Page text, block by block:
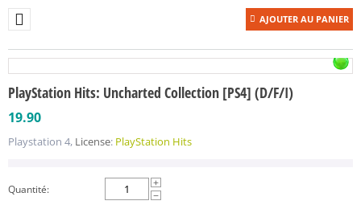
AJOUTER AU PANIER
PlayStation Hits: Uncharted Collection [PS4] (D/F/I)
19.90
Playstation 4, License: PlayStation Hits
Quantité:
+
−